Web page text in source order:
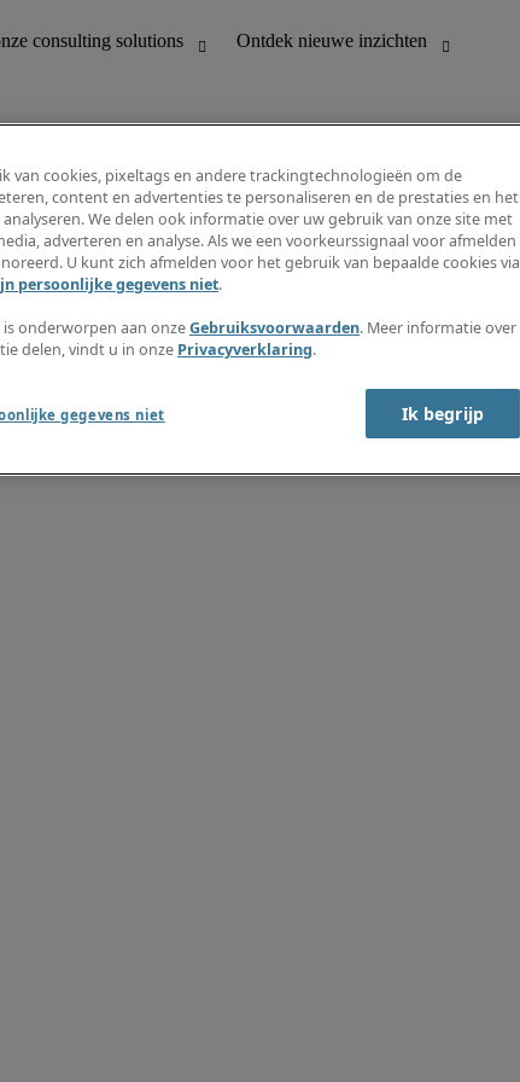
Ontdek nieuwe inzichten
Jobomschrijvingen
Salarisgids
Timesheets
Maak een jobalert aan
Informatiecentrum
van cookies, pixeltags en andere trackingtechnologieën om de
content en advertenties te personaliseren en de prestaties en het
We delen ook informatie over uw gebruik van onze site met
adverteren en analyse. Als we een voorkeurssignaal voor afmelden
U kunt zich afmelden voor het gebruik van bepaalde cookies via
persoonlijke gegevens niet.
onderworpen aan onzeGebruiksvoorwaarden. Meer informatie over
delen, vindt u in onze Privacyverklaring.
gegevens niet Ik begrijp